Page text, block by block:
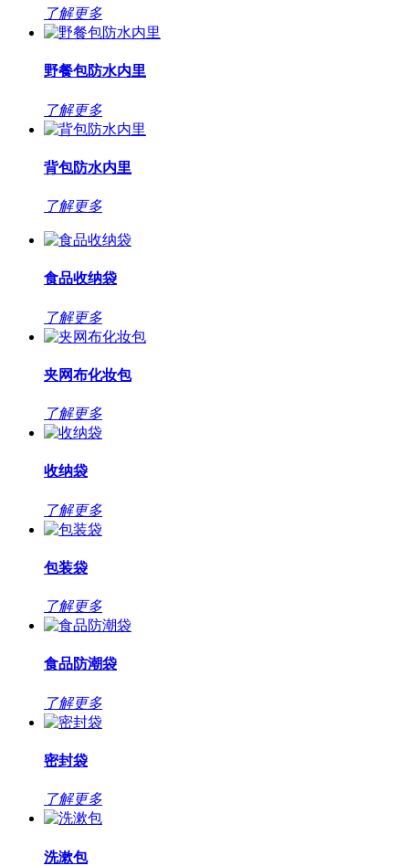
了解更多
野餐包防水内里
了解更多
背包防水内里
了解更多
食品收纳袋
了解更多
夹网布化妆包
了解更多
收纳袋
了解更多
包装袋
了解更多
食品防潮袋
了解更多
密封袋
了解更多
洗漱包